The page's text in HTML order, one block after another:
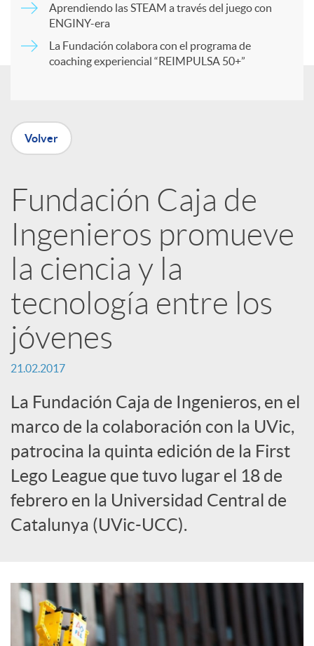
t
r
n
R
e
d
e
s
S
o
c
Aprendiendo las STEAM a través del juego con
ENGINY-era
La Fundación colabora con el programa de
coaching experiencial “REIMPULSA 50+”
Volver
Fundación Caja de
Ingenieros promueve
la ciencia y la
tecnología entre los
jóvenes
21.02.2017
La Fundación Caja de Ingenieros, en el
marco de la colaboración con la UVic,
patrocina la quinta edición de la First
Lego League que tuvo lugar el 18 de
febrero en la Universidad Central de
Catalunya (UVic-UCC).